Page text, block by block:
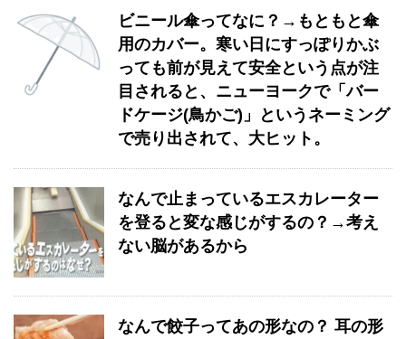
ビニール傘ってなに？→もともと傘
用のカバー。寒い日にすっぽりかぶ
っても前が見えて安全という点が注
目されると、ニューヨークで「バー
ドケージ(鳥かご)」というネーミング
で売り出されて、大ヒット。
なんで止まっているエスカレーター
を登ると変な感じがするの？→考え
ない脳があるから
なんで餃子ってあの形なの？ 耳の形